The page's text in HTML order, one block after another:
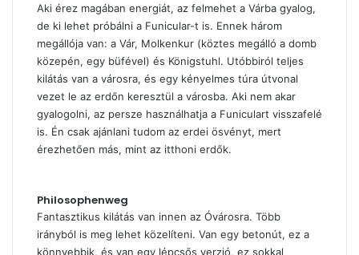
Aki érez magában energiát, az felmehet a Várba gyalog,
de ki lehet próbálni a Funicular-t is. Ennek három
megállója van: a Vár, Molkenkur (köztes megálló a domb
közepén, egy büfével) és Königstuhl. Utóbbiról teljes
kilátás van a városra, és egy kényelmes túra útvonal
vezet le az erdőn keresztül a városba. Aki nem akar
gyalogolni, az persze használhatja a Funiculart visszafelé
is. Én csak ajánlani tudom az erdei ösvényt, mert
érezhetően más, mint az itthoni erdők.
Philosophenweg
Fantasztikus kilátás van innen az Óvárosra. Több
irányból is meg lehet közelíteni. Van egy betonút, ez a
könnyebbik, és van egy lépcsős verzió, ez sokkal